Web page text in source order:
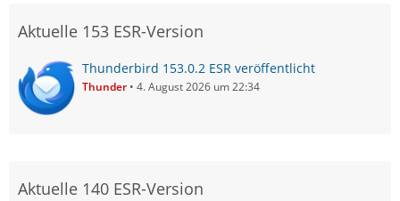
Aktuelle 153 ESR-Version
Thunderbird 153.0.2 ESR veröffentlicht
Thunder 4. August 2026 um 22:34
Aktuelle 140 ESR-Version